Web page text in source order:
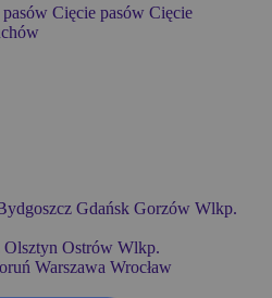
Cięcie pasów Cięcie
Gdańsk Gorzów Wlkp.
Olsztyn Ostrów Wlkp.
Warszawa Wrocław